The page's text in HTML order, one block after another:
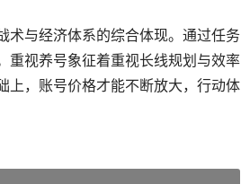
术与经济体系的综合体现。通过任务
重视养号象征着重视长线规划与效率
上，账号价格才能不断放大，行动体